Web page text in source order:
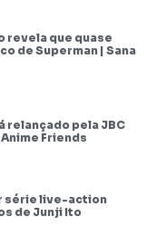
revela que quase
de Superman | Sana
relançado pela JBC
Friends
série live-action
de Junji Ito